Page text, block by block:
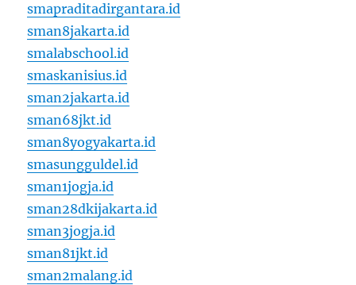
smapraditadirgantara.id
sman8jakarta.id
smalabschool.id
smaskanisius.id
sman2jakarta.id
sman68jkt.id
sman8yogyakarta.id
smasungguldel.id
sman1jogja.id
sman28dkijakarta.id
sman3jogja.id
sman81jkt.id
sman2malang.id